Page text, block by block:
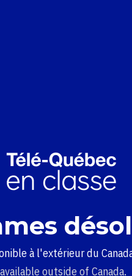
à l'extérieur du
outside of Canada.